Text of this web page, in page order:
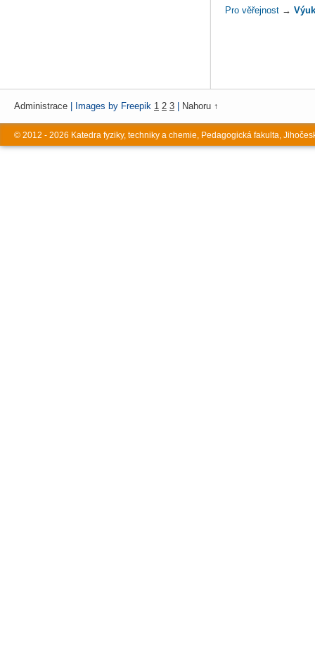
Pro věřejnost →
Administrace | Images by Freepik 1 2 3 Nahoru ↑
© 2012 - 2026 Katedra fyziky, techniky a chemie, Pedagogická fakulta,